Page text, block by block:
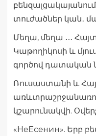
բենզալցակայանում
տուժածներ կան․
Մեղա, մեղա ․․․
Կաթողիկոսի և
գործով դատական
Ռուսաստանի և
կշարունակվի.
«НеЕсенин». Երբ